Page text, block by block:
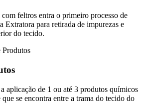
feltros entra o primeiro processo de
Extratora para retirada de impurezas e
do tecido.
aplicação de 1 ou até 3 produtos químicos
se encontra entre a trama do tecido do